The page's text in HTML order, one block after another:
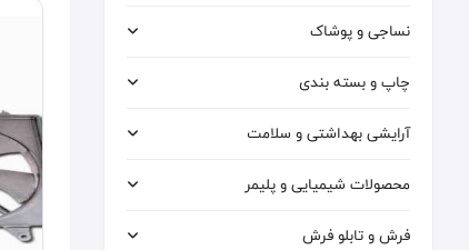
نساجی و پوشاک
چاپ و بسته بندی
آرایشی بهداشتی و سلامت
محصولات شیمیایی و پلیمر
فرش و تابلو فرش